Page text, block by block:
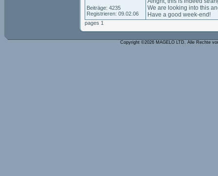
Beiträge: 4235
Registrieren: 09.02.06
We are looking into this
Have a good week-end!
pages 1
Copyright ©2026 MAGELO LTD. Alle Rechte